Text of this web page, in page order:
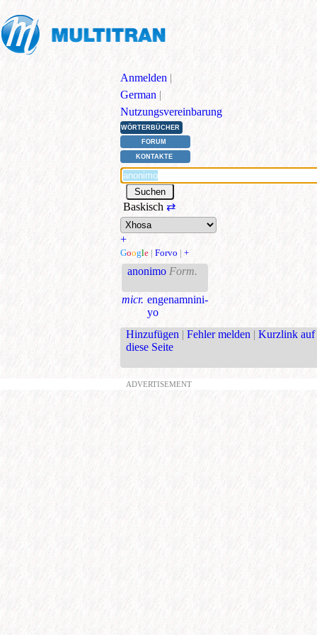
Anmelden |
German |
Nutzungsvereinbarung
WÖRTERBÜCHER
FORUM
KONTAKTE
Baskisch ⇄
+
Google | Forvo | +
anonimo Form.
micr. engenamnini-
yo
Hinzufügen | Fehler melden | Kurzlink auf
diese Seite
ADVERTISEMENT